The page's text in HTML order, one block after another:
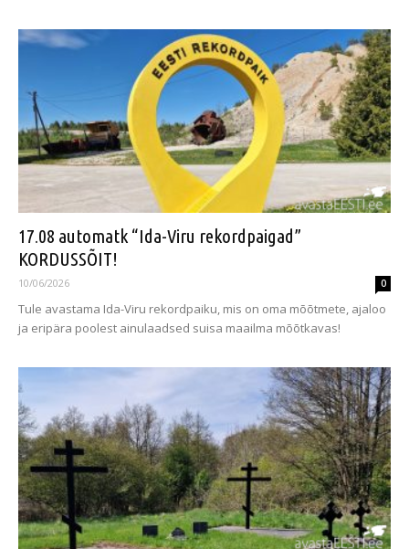
17.08 automatk “Ida-Viru rekordpaigad”
KORDUSSÕIT!
10/06/2026 0
Tule avastama Ida-Viru rekordpaiku, mis on oma mõõtmete, ajaloo
ja eripära poolest ainulaadsed suisa maailma mõõtkavas!